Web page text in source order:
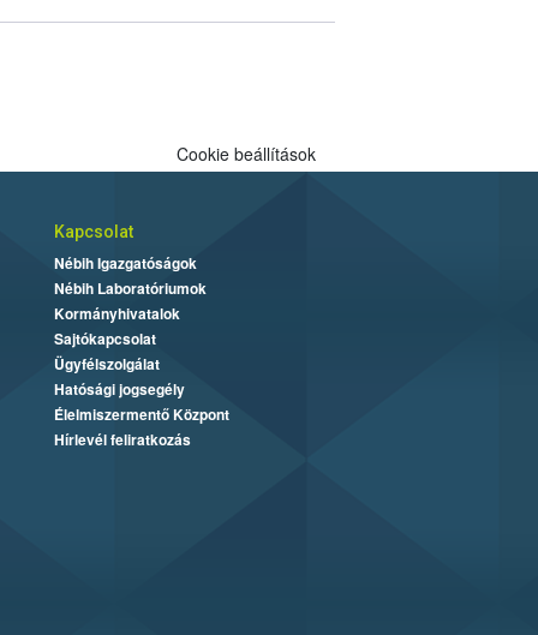
Cookie beállítások
Kapcsolat
Nébih Igazgatóságok
Nébih Laboratóriumok
Kormányhivatalok
Sajtókapcsolat
Ügyfélszolgálat
Hatósági jogsegély
Élelmiszermentő Központ
Hírlevél feliratkozás